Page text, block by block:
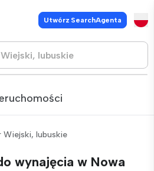
Utwórz SearchAgenta
Wiejski, lubuskie
wynajęcia w Nowa